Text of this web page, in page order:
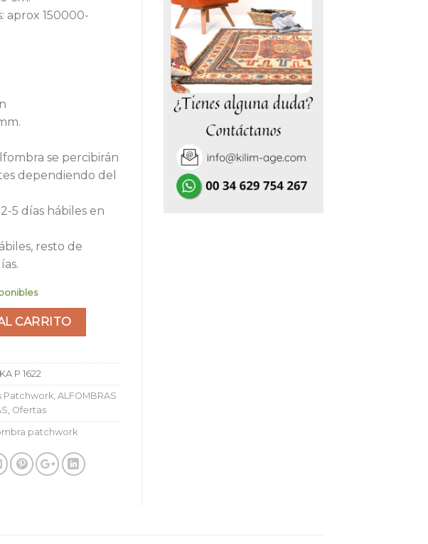
1.180,00€.450,00€.
aprox 150000-
se percibirán
dependiendo del
5 días hábiles en
resto de
CARRITO
KA P 1622
Patchwork ALFOMBRAS
Ofertas
patchwork